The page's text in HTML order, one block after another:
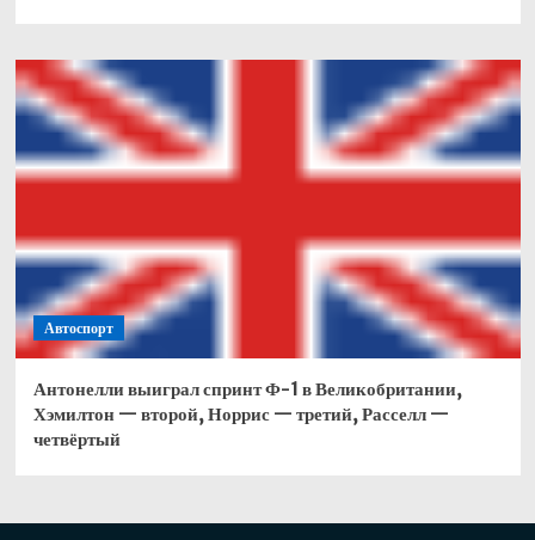
Автоспорт
Антонелли выиграл спринт Ф-1 в Великобритании,
Хэмилтон — второй, Норрис — третий, Расселл —
четвёртый